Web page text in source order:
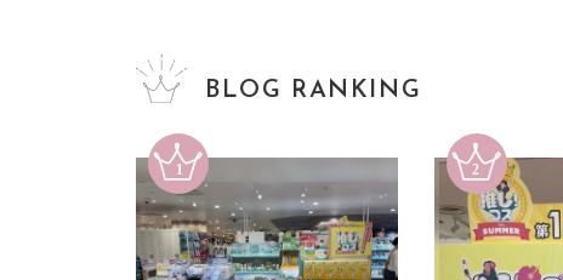
BLOG RANKING